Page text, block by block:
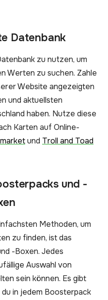
Datenbank
zu nutzen, um
Werten zu suchen. Zahle
Website angezeigten
und aktuellsten
haben. Nutze diese
Karten auf Online-
und Troll and Toad
und -
Methoden, um
zu finden, ist das
-Boxen. Jedes
Auswahl von
sein können. Es gibt
in jedem Boosterpack